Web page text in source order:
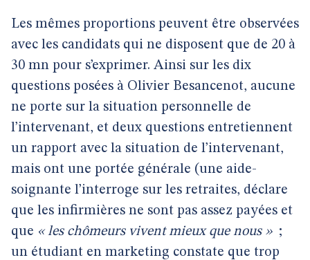
Les mêmes proportions peuvent être observées
avec les candidats qui ne disposent que de 20 à
30 mn pour s’exprimer. Ainsi sur les dix
questions posées à Olivier Besancenot, aucune
ne porte sur la situation personnelle de
l’intervenant, et deux questions entretiennent
un rapport avec la situation de l’intervenant,
mais ont une portée générale (une aide-
soignante l’interroge sur les retraites, déclare
que les infirmières ne sont pas assez payées et
que « les chômeurs vivent mieux que nous » ;
un étudiant en marketing constate que trop